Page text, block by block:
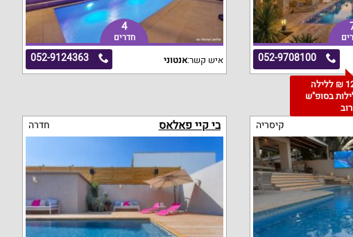
052-9708100
החל מ12500 ₪ ללילה
2 לילות בסופ"ש
4
חדרים
052-9124363 איש קשר:אנטוני
קיסריה בי קיי פאלאס חדרה